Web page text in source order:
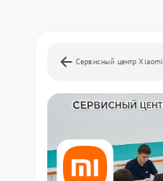
Сервисный центр Xiaomi